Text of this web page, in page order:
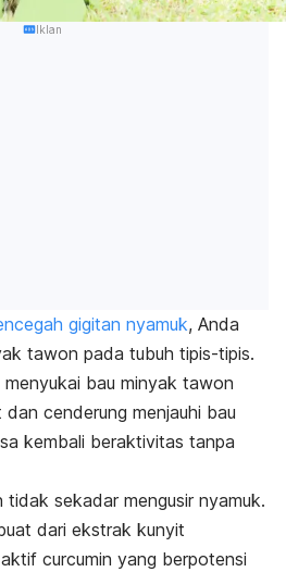
Iklan
gigitan nyamuk, Anda
tawon pada tubuh tipis-tipis.
bau minyak tawon
cenderung menjauhi bau
kembali beraktivitas tanpa
sekadar mengusir nyamuk.
dari ekstrak kunyit
curcumin yang berpotensi